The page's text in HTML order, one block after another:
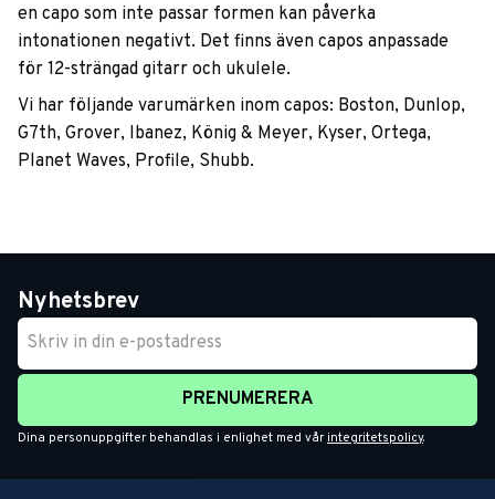
en capo som inte passar formen kan påverka
intonationen negativt. Det finns även capos anpassade
för 12-strängad gitarr och ukulele.
Vi har följande varumärken inom capos: Boston, Dunlop,
G7th, Grover, Ibanez, König & Meyer, Kyser, Ortega,
Planet Waves, Profile, Shubb.
Nyhetsbrev
PRENUMERERA
Dina personuppgifter behandlas i enlighet med vår integritetspolicy.